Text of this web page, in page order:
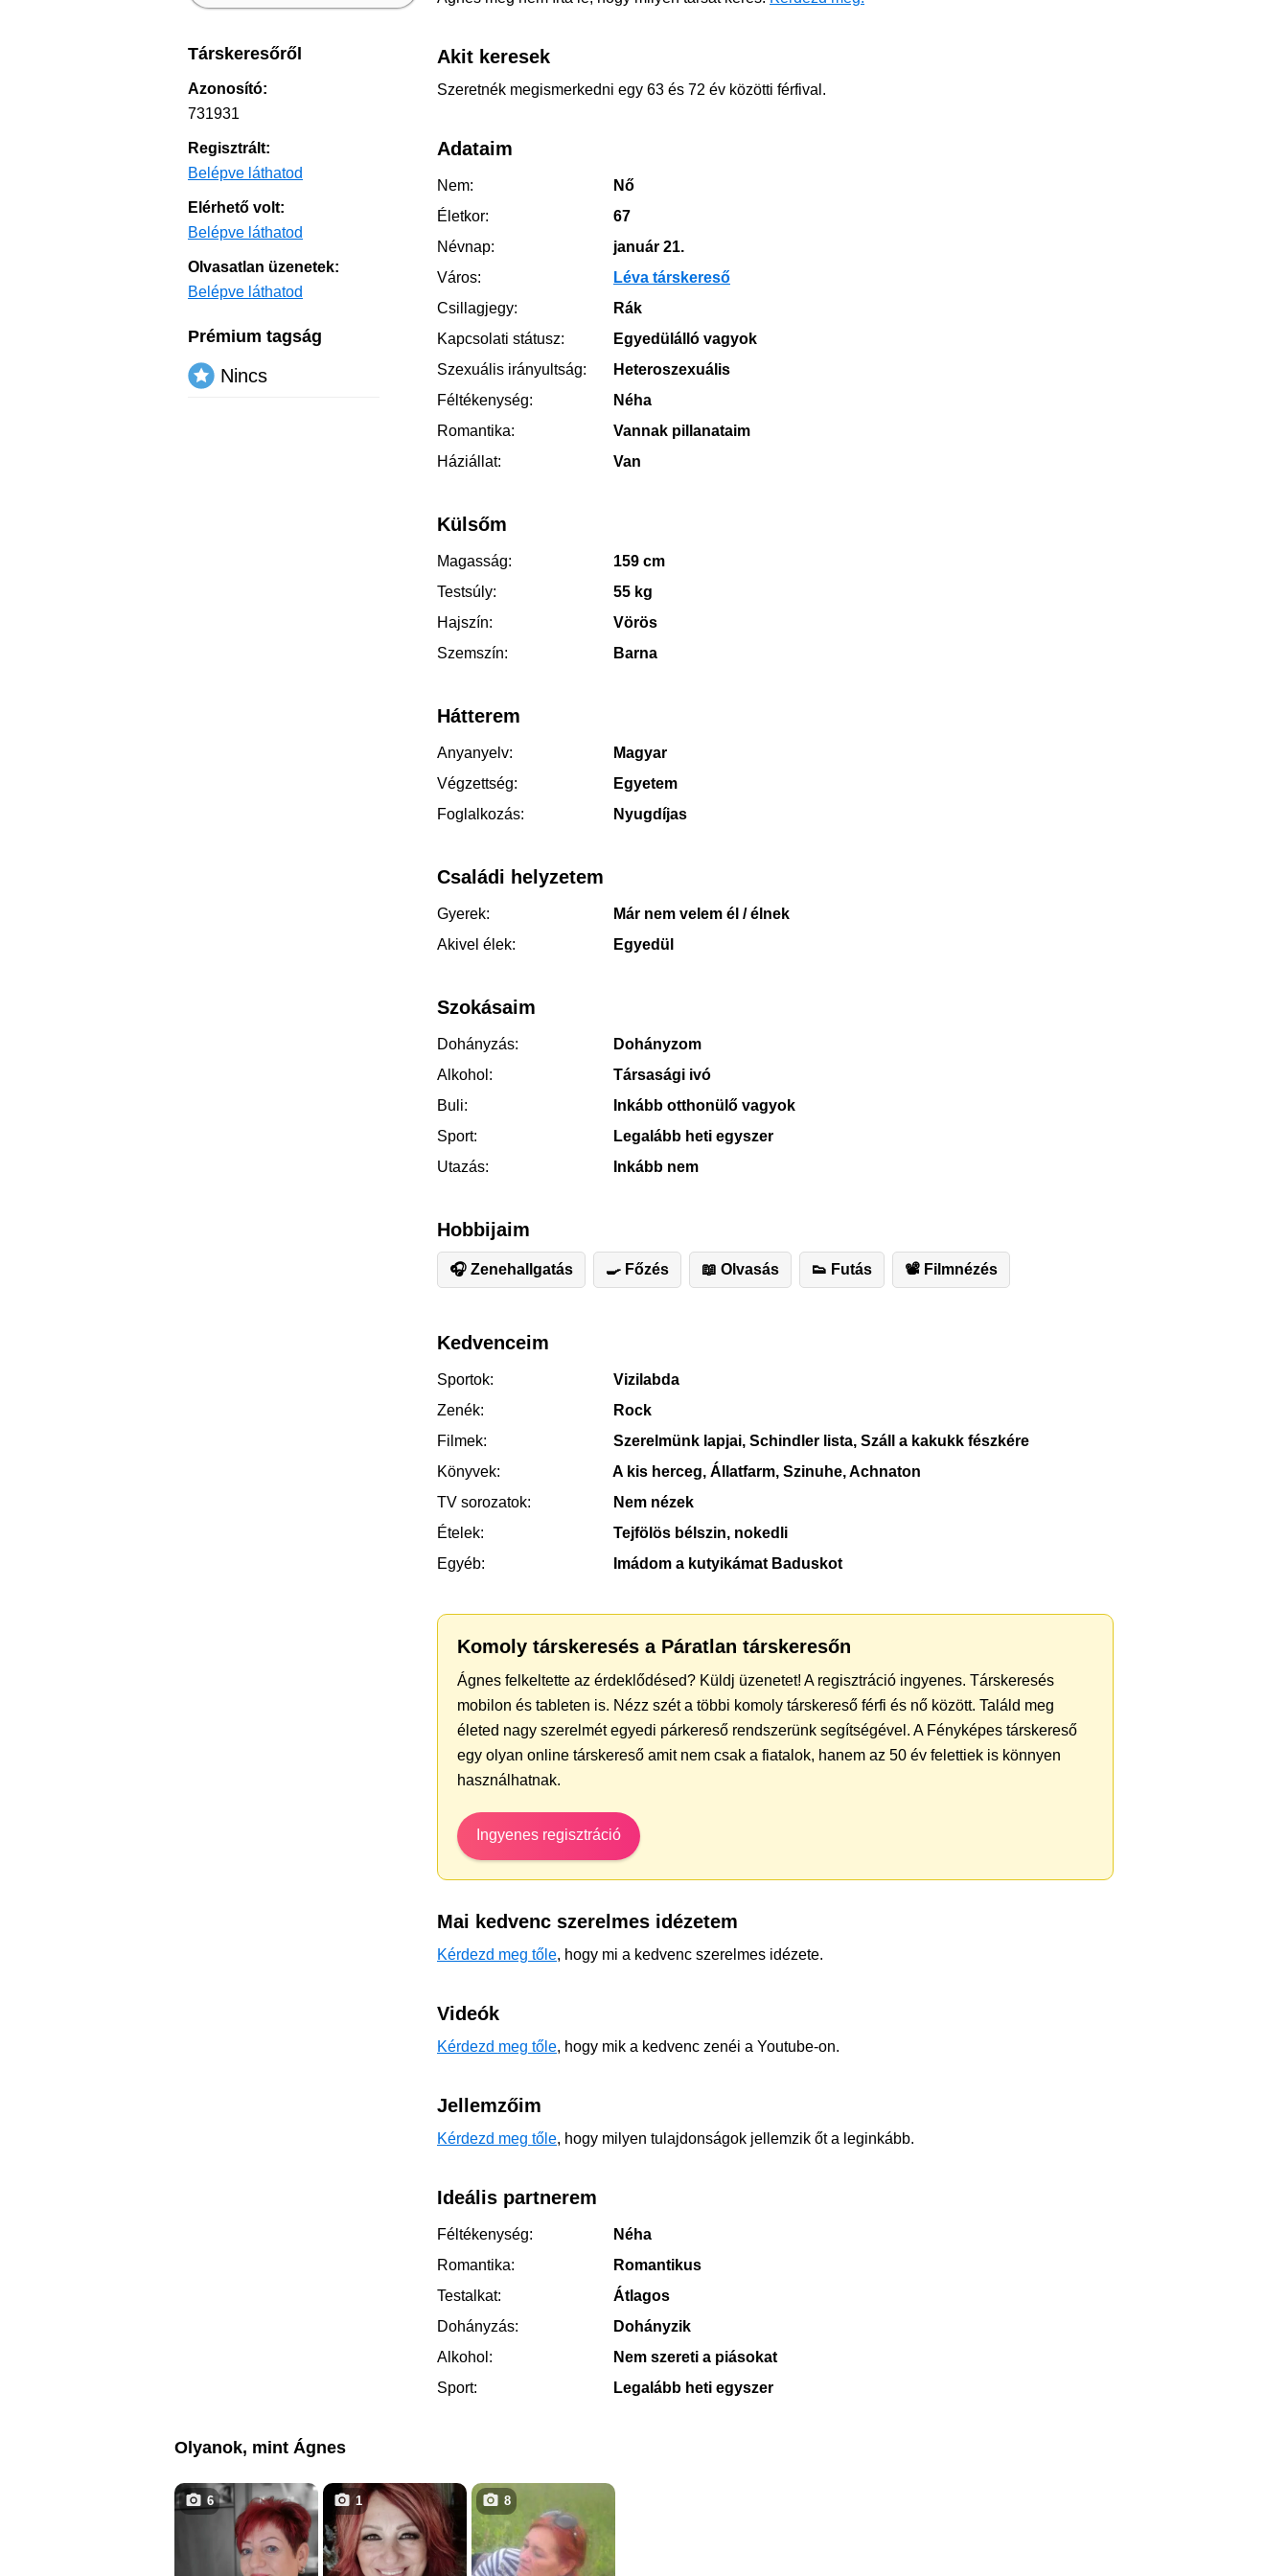
Akit keresek
Szeretnék megismerkedni egy 63 és 72 év közötti férfival.
Adataim
Nem:
Nő
Életkor:
67
Névnap:
január 21.
Város:
Léva társkereső
Csillagjegy:
Rák
Kapcsolati státusz:
Egyedülálló vagyok
Szexuális irányultság:
Heteroszexuális
Féltékenység:
Néha
Romantika:
Vannak pillanataim
Háziállat:
Van
Külsőm
Magasság:
159 cm
Testsúly:
55 kg
Hajszín:
Vörös
Szemszín:
Barna
Hátterem
Anyanyelv:
Magyar
Végzettség:
Egyetem
Foglalkozás:
Nyugdíjas
Családi helyzetem
Gyerek:
Már nem velem él / élnek
Akivel élek:
Egyedül
Szokásaim
Dohányzás:
Dohányzom
Alkohol:
Társasági ivó
Buli:
Inkább otthonülő vagyok
Sport:
Legalább heti egyszer
Utazás:
Inkább nem
Hobbijaim
🎧 Zenehallgatás 🍳 Főzés 📖 Olvasás 👟 Futás 📽 Filmnézés
Kedvenceim
Sportok:
Vizilabda
Zenék:
Rock
Filmek:
Szerelmünk lapjai, Schindler lista, Száll a kakukk fészkére
Könyvek:
A kis herceg, Állatfarm, Szinuhe, Achnaton
TV sorozatok:
Nem nézek
Ételek:
Tejfölös bélszin, nokedli
Egyéb:
Imádom a kutyikámat Baduskot
Komoly társkeresés a Páratlan társkeresőn
Ágnes felkeltette az érdeklődésed? Küldj üzenetet! A regisztráció ingyenes. Társkeresés
mobilon és tableten is. Nézz szét a többi komoly társkereső férfi és nő között. Találd meg
életed nagy szerelmét egyedi párkereső rendszerünk segítségével. A Fényképes társkereső
egy olyan online társkereső amit nem csak a fiatalok, hanem az 50 év felettiek is könnyen
használhatnak.
Ingyenes regisztráció
Mai kedvenc szerelmes idézetem
Kérdezd meg tőle, hogy mi a kedvenc szerelmes idézete.
Videók
Kérdezd meg tőle, hogy mik a kedvenc zenéi a Youtube-on.
Jellemzőim
Kérdezd meg tőle, hogy milyen tulajdonságok jellemzik őt a leginkább.
Ideális partnerem
Féltékenység:
Néha
Romantika:
Romantikus
Testalkat:
Átlagos
Dohányzás:
Dohányzik
Alkohol:
Nem szereti a piásokat
Sport:
Legalább heti egyszer
Társkeresőről
Azonosító:
731931
Regisztrált:
Belépve láthatod
Elérhető volt:
Belépve láthatod
Olvasatlan üzenetek:
Belépve láthatod
Prémium tagság
Nincs
Olyanok, mint Ágnes
6 1 8